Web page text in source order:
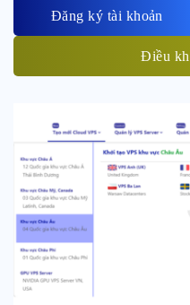
Đăng ký tài khoản
Điều